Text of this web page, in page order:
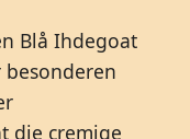
Blå Ihdegoat
besonderen
die cremige